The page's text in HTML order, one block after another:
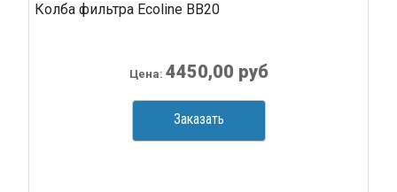
Колба фильтра Ecoline ВВ20
Цена: 4450,00 руб
Заказать